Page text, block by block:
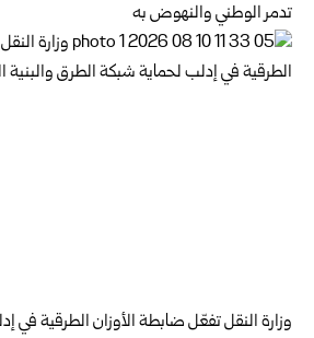
تدمر الوطني والنهوض به‏
وزارة النقل تفعّل ضابطة الأوزان الطرقية في